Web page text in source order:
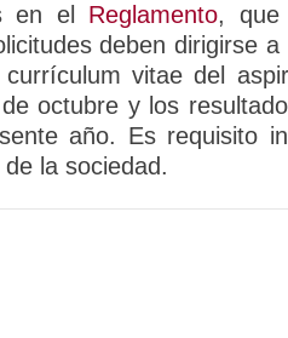
en el Reglamento, que
deben dirigirse
vitae del
octubre y los
año. Es requisito
la sociedad.